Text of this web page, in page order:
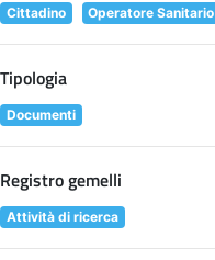
Cittadino Operatore Sanitario
Tipologia
Documenti
Registro gemelli
Attività di ricerca